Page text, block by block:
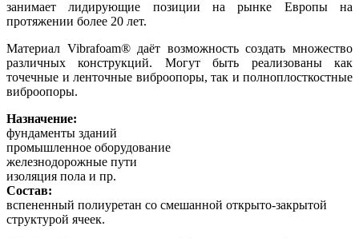
занимает лидирующие позиции на рынке Европы на
протяжении более 20 лет.
Материал Vibrafoam® даёт возможность создать множество
различных конструкций. Могут быть реализованы как
точечные и ленточные виброопоры, так и полноплосткостные
виброопоры.
Назначение:
фундаменты зданий
промышленное оборудование
железнодорожные пути
изоляция пола и пр.
Состав:
вспененный полиуретан со смешанной открыто-закрытой
структурой ячеек.